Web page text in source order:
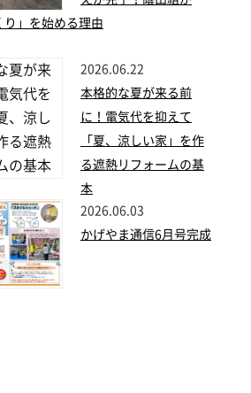
り」を始める理由
2026.06.22
本格的な夏が来る前
に！電気代を抑えて
「夏、涼しい家」を作
る遮熱リフォームの基
本
2026.06.03
かげやま通信6月号完成